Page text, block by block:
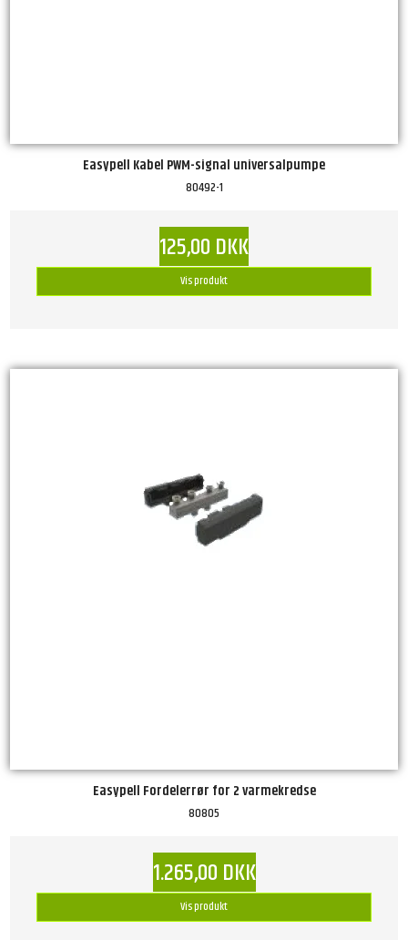
Easypell Kabel PWM-signal universalpumpe
80492-1
125,00 DKK
Vis produkt
Easypell Fordelerrør for 2 varmekredse
80805
1.265,00 DKK
Vis produkt